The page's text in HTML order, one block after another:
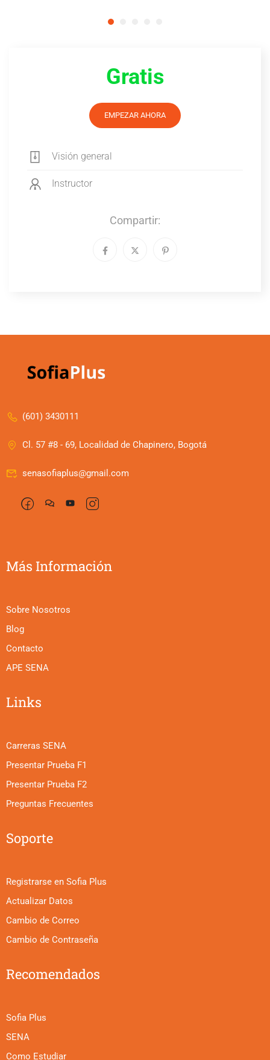
Gratis
EMPEZAR AHORA
Visión general
Instructor
Compartir:
(601) 3430111
Cl. 57 #8 - 69, Localidad de Chapinero, Bogotá
senasofiaplus@gmail.com
Más Información
Sobre Nosotros
Blog
Contacto
APE SENA
Links
Carreras SENA
Presentar Prueba F1
Presentar Prueba F2
Preguntas Frecuentes
Soporte
Registrarse en Sofia Plus
Actualizar Datos
Cambio de Correo
Cambio de Contraseña
Recomendados
Sofia Plus
SENA
Como Estudiar